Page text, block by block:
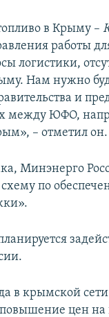
в Крыму –
работы
логистики,
Нам нужно
и
между ЮФО,
– отметил он.
Минэнерго
по
в крымской
повышение цен на